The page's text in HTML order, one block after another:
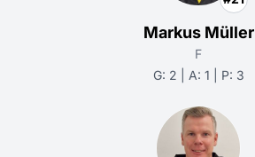
Markus Müller
F
G: 2 | A: 1 | P: 3